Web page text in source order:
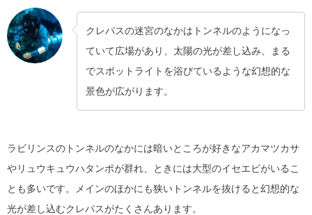
クレパスの迷宮のなかはトンネルのようになっ
ていて広場があり、太陽の光が差し込み、まる
でスポットライトを浴びているような幻想的な
景色が広がります。
ラビリンスのトンネルのなかには暗いところが好きなアカマツカサ
やリュウキュウハタンポが群れ、ときには大型のイセエビがいるこ
とも多いです。メインのほかにも狭いトンネルを抜けると幻想的な
光が差し込むクレパスがたくさんあります。